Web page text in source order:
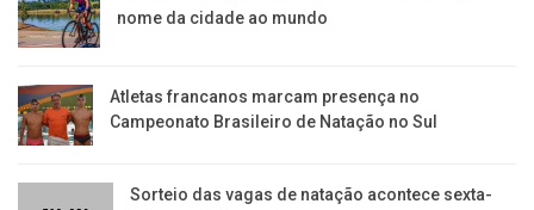
nome da cidade ao mundo
Atletas francanos marcam presença no
Campeonato Brasileiro de Natação no Sul
Sorteio das vagas de natação acontece sexta-